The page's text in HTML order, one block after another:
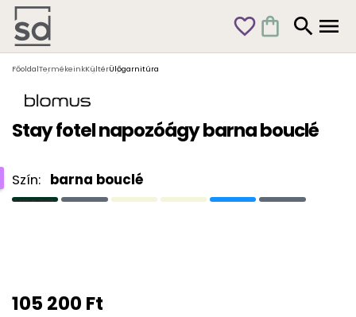
favorite_outline shopping_bag search menu
FőoldalTermékeinkKültérÜlőgarnitúra
Stay fotel napozóágy barna bouclé
105 200 Ft
Szín: barna bouclé